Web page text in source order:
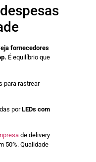
fornecedores
É equilíbrio que
para rastrear
porLEDs com
de delivery
50%. Qualidade